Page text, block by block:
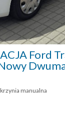
Ford
manualna